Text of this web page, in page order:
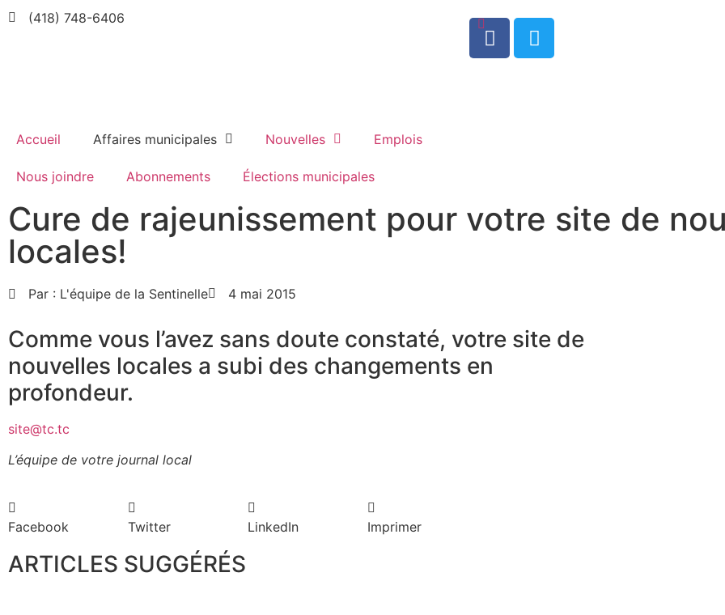
(418) 748-6406
0
Accueil Affaires municipales Nouvelles Emplois
Nous joindre Abonnements Élections municipales
Cure de rajeunissement pour votre site de
locales!
Par : L'équipe de la Sentinelle 4 mai 2015
Comme vous l’avez sans doute constaté, votre site de
nouvelles locales a subi des changements en
profondeur.
site@tc.tc
L’équipe de votre journal local
Facebook Twitter LinkedIn Imprimer
ARTICLES SUGGÉRÉS